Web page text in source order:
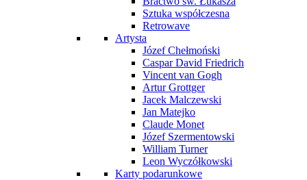
Sztuka współczesna
Retrowave
Artysta
Józef Chełmoński
Caspar David Friedrich
Vincent van Gogh
Artur Grottger
Jacek Malczewski
Jan Matejko
Claude Monet
Józef Szermentowski
William Turner
Leon Wyczółkowski
Karty podarunkowe